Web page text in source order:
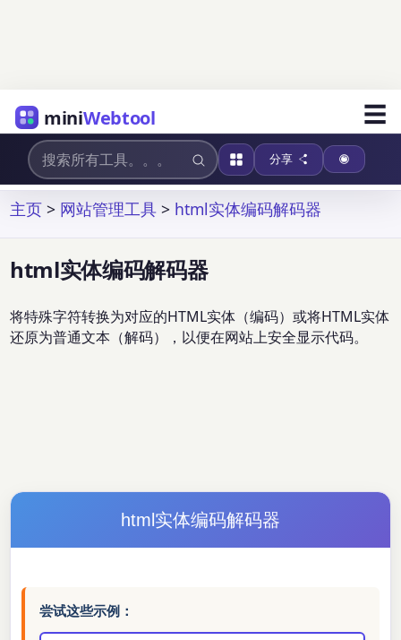
miniWebtool ☰
分享
主页 > 网站管理工具 > html实体编码解码器
html实体编码解码器
将特殊字符转换为对应的HTML实体（编码）或将HTML实体
还原为普通文本（解码），以便在网站上安全显示代码。
html实体编码解码器
尝试这些示例：